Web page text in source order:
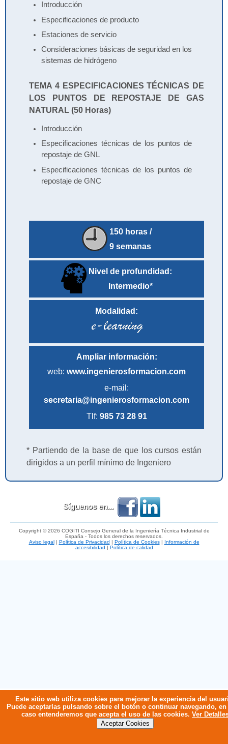
Este sitio web utiliza cookies para mejorar la experiencia del
Puede aceptarlas pulsando sobre el botón o continuar navegando,
caso entenderemos que acepta el uso de las cookies. Ver
Introducción
Especificaciones de producto
Estaciones de servicio
Consideraciones básicas de seguridad en los
sistemas de hidrógeno
TEMA 4 ESPECIFICACIONES TÉCNICAS DE
LOS PUNTOS DE REPOSTAJE DE GAS
NATURAL (50 Horas)
Introducción
Especificaciones técnicas de los puntos de
repostaje de GNL
Especificaciones técnicas de los puntos de
repostaje de GNC
150 horas /
9 semanas
Nivel de profundidad:
Intermedio*
Modalidad:
Ampliar información:
web: www.ingenierosformacion.com
e-mail:
secretaria@ingenierosformacion.com
Tlf: 985 73 28 91
* Partiendo de la base de que los cursos están
dirigidos a un perfil mínimo de Ingeniero
Síguenos en...
Copyright © 2026 COGITI Consejo General de la Ingeniería Técnica Industrial de
España - Todos los derechos reservados.
Aviso legal
Política de Privacidad Política de Cookies|
Información de
accesibilidad
Política de calidad